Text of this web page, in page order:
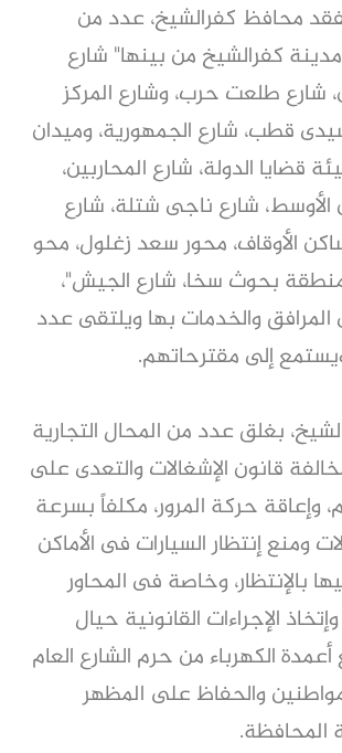
محافظ كفرالشيخ، عدد من
كفرالشيخ من بينها" شارع
شارع طلعت حرب، وشارع المركز
قطب، شارع الجمهورية، وميدان
هيئة قضايا الدولة، شارع المحاربين،
الأوسط، شارع ناجى شتلة، شارع
الأوقاف، محور سعد زغلول، محو
بحوث سخا، شارع الجيش"،
والخدمات بها ويلتقى عدد
إلى مقترحاتهم.
بغلق عدد من المحال التجارية
قانون الإشغالات والتعدى على
وإعاقة حركة المرور، مكلفاً بسرعة
ومنع إنتظار السيارات فى الأماكن
بالإنتظار، وخاصة فى المحاور
الإجراءات القانونية حيال
أعمدة الكهرباء من حرم الشارع العام
والحفاظ على المظهر
المحافظة.